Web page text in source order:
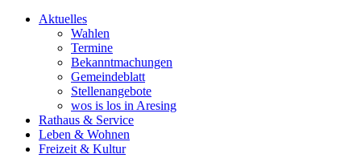
Aktuelles
Wahlen
Termine
Bekanntmachungen
Gemeindeblatt
Stellenangebote
wos is los in Aresing
Rathaus & Service
Leben & Wohnen
Freizeit & Kultur